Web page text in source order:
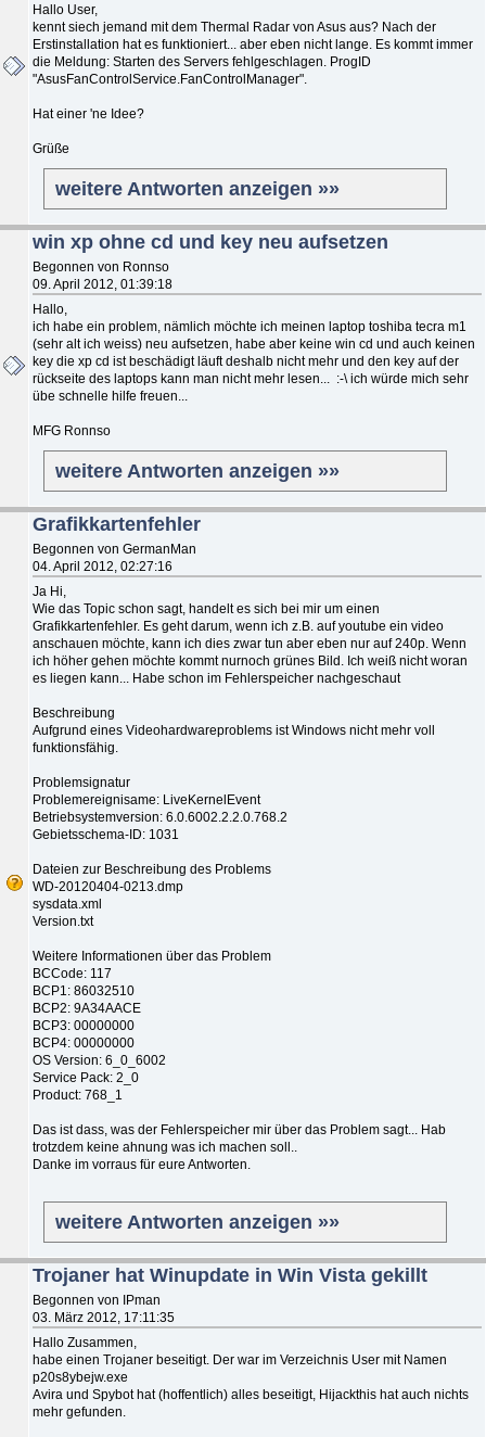
Hallo User,
kennt siech jemand mit dem Thermal Radar von Asus aus? Nach der
Erstinstallation hat es funktioniert... aber eben nicht lange. Es kommt immer
die Meldung: Starten des Servers fehlgeschlagen. ProgID
"AsusFanControlService.FanControlManager".
Hat einer 'ne Idee?
Grüße
weitere Antworten anzeigen »»
win xp ohne cd und key neu aufsetzen
Begonnen von Ronnso
09. April 2012, 01:39:18
Hallo,
ich habe ein problem, nämlich möchte ich meinen laptop toshiba tecra m1
(sehr alt ich weiss) neu aufsetzen, habe aber keine win cd und auch keinen
key die xp cd ist beschädigt läuft deshalb nicht mehr und den key auf der
rückseite des laptops kann man nicht mehr lesen... :-\ ich würde mich sehr
übe schnelle hilfe freuen...
MFG Ronnso
weitere Antworten anzeigen »»
Grafikkartenfehler
Begonnen von GermanMan
04. April 2012, 02:27:16
Ja Hi,
Wie das Topic schon sagt, handelt es sich bei mir um einen
Grafikkartenfehler. Es geht darum, wenn ich z.B. auf youtube ein video
anschauen möchte, kann ich dies zwar tun aber eben nur auf 240p. Wenn
ich höher gehen möchte kommt nurnoch grünes Bild. Ich weiß nicht woran
es liegen kann... Habe schon im Fehlerspeicher nachgeschaut
Beschreibung
Aufgrund eines Videohardwareproblems ist Windows nicht mehr voll
funktionsfähig.
Problemsignatur
Problemereignisame: LiveKernelEvent
Betriebsystemversion: 6.0.6002.2.2.0.768.2
Gebietsschema-ID: 1031
Dateien zur Beschreibung des Problems
WD-20120404-0213.dmp
sysdata.xml
Version.txt
Weitere Informationen über das Problem
BCCode: 117
BCP1: 86032510
BCP2: 9A34AACE
BCP3: 00000000
BCP4: 00000000
OS Version: 6_0_6002
Service Pack: 2_0
Product: 768_1
Das ist dass, was der Fehlerspeicher mir über das Problem sagt... Hab
trotzdem keine ahnung was ich machen soll..
Danke im vorraus für eure Antworten.
weitere Antworten anzeigen »»
Trojaner hat Winupdate in Win Vista gekillt
Begonnen von IPman
03. März 2012, 17:11:35
Hallo Zusammen,
habe einen Trojaner beseitigt. Der war im Verzeichnis User mit Namen
p20s8ybejw.exe
Avira und Spybot hat (hoffentlich) alles beseitigt, Hijackthis hat auch nichts
mehr gefunden.